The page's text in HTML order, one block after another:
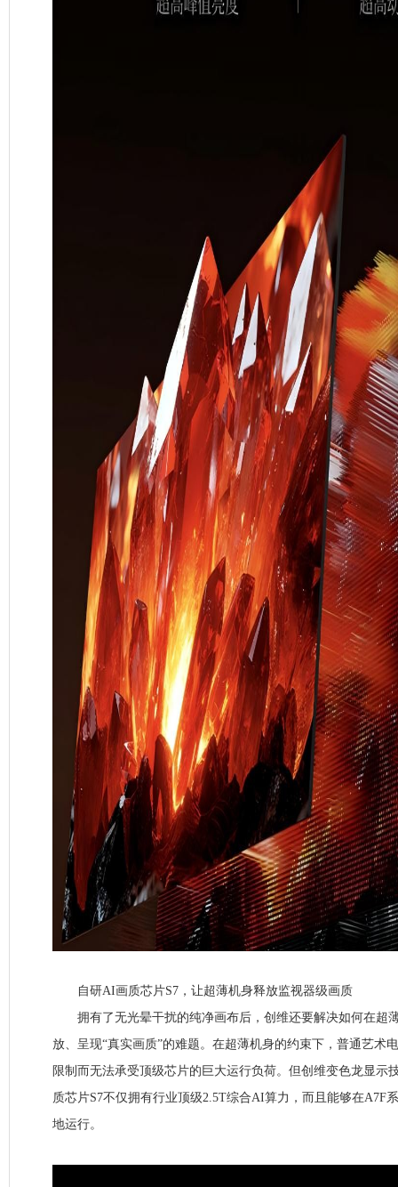
自研AI画质芯片S7，让超薄机身释放监视器级画质
拥有了无光晕干扰的纯净画布后，创维还要解决如何在超
放、呈现“真实画质”的难题。在超薄机身的约束下，普通艺术
限制而无法承受顶级芯片的巨大运行负荷。但创维变色龙显示
质芯片S7不仅拥有行业顶级2.5T综合AI算力，而且能够在A7F
地运行。